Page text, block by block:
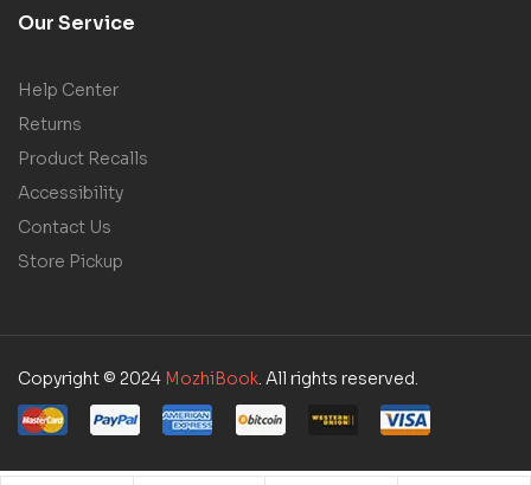
Our Service
Help Center
Returns
Product Recalls
Accessibility
Contact Us
Store Pickup
Copyright © 2024 MozhiBook. All rights reserved.